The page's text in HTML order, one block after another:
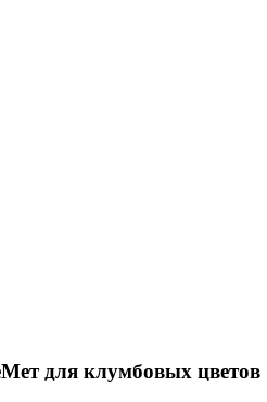
для клумбовых цветов